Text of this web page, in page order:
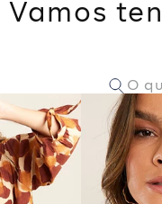
Vamos